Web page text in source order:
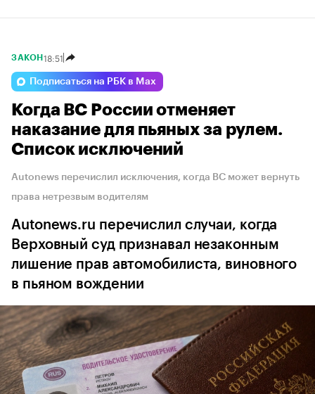
ЗАКОН 18:51
Подписаться на РБК в Max
Когда ВС России отменяет
наказание для пьяных за рулем.
Список исключений
Autonews перечислил исключения, когда ВС может вернуть
права нетрезвым водителям
Autonews.ru перечислил случаи, когда
Верховный суд признавал незаконным
лишение прав автомобилиста, виновного
в пьяном вождении